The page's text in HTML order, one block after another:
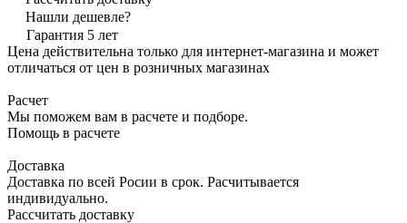
Нашли дешевле?
Гарантия 5 лет
Цена действительна только для интернет-магазина и может
отличаться от цен в розничных магазинах
Расчет
Мы поможем вам в расчете и подборе.
Помощь в расчете
Доставка
Доставка по всей Росии в срок. Расчитывается
индивидуально.
Рассчитать доставку